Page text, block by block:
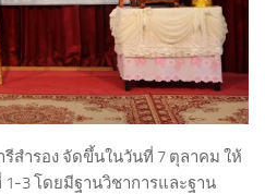
สำรอง จัดขึ้นในวันที่ 7 ตุลาคม ให้
3 โดยมีฐานวิชาการและฐาน